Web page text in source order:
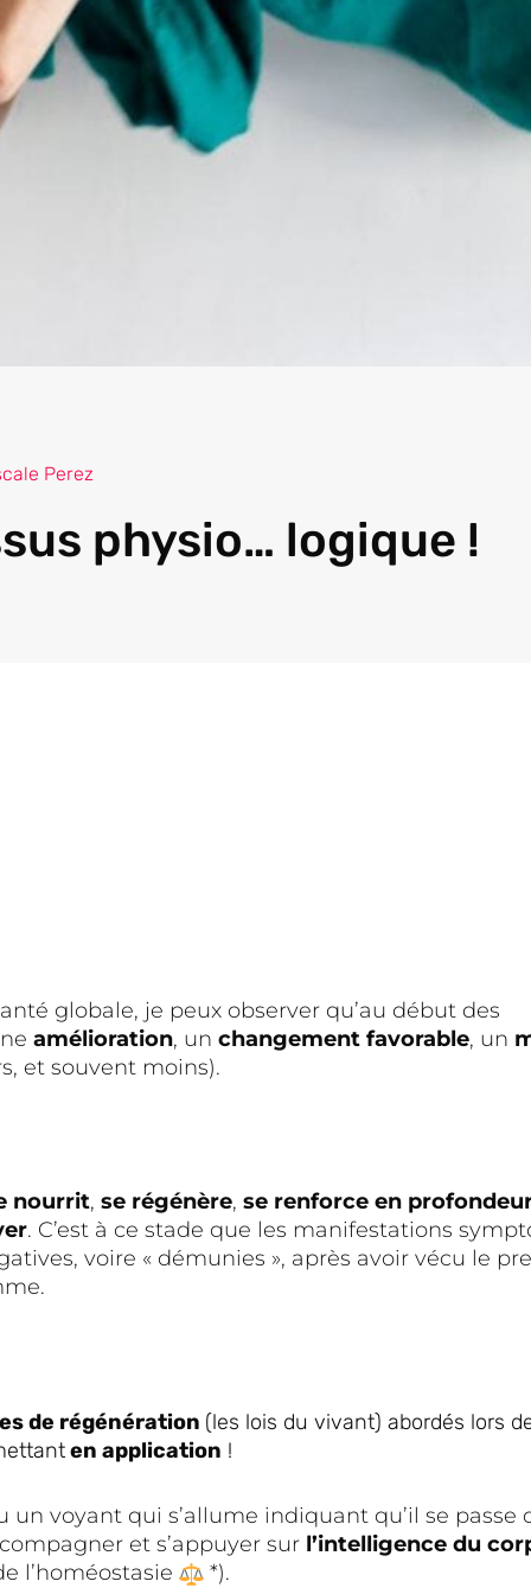
Perez
physio… logique !
globale, je peux observer qu’au début des
amélioration, un changement favorable, un
et souvent moins).
nourrit, se régénère, se renforce en
. C’est à ce stade que les manifestations
voire « démunies », après avoir vécu le
de régénération (les lois du vivant) abordés lors
en application !
un voyant qui s’allume indiquant qu’il se passe
et s’appuyer sur l’intelligence du
l’homéostasie
*).